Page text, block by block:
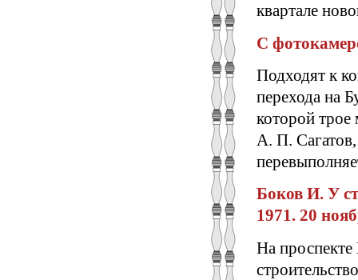
квартале
С
Подходят к
перехода на
которой
А. П.
Боков И. У
1971. 20
На